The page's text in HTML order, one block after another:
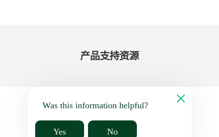
产品​支持​资源
Was this information helpful?
Yes No